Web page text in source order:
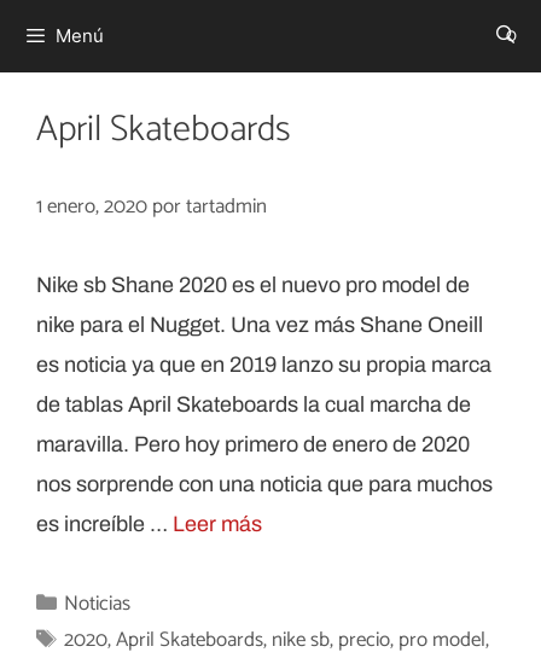
contenido
0
Menú
April Skateboards
1 enero, 2020portartadmin
Nike sb Shane 2020 es el nuevo pro model de
nike para el Nugget. Una vez más Shane Oneill
es noticia ya que en 2019 lanzo su propia marca
de tablas April Skateboards la cual marcha de
maravilla. Pero hoy primero de enero de 2020
nos sorprende con una noticia que para muchos
es increíble … Leer más
Categorías
Noticias
Etiquetas
2020,April Skateboards,nike sb,precio,pro model,